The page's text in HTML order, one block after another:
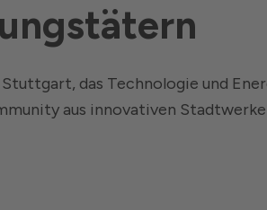
das Technologie und
aus innovativen